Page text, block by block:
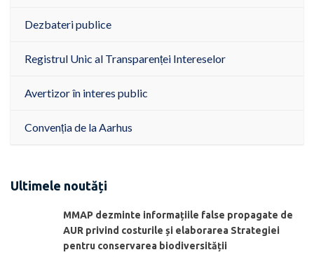
Dezbateri publice
Registrul Unic al Transparenței Intereselor
Avertizor în interes public
Convenția de la Aarhus
Ultimele noutăți
MMAP dezminte informațiile false propagate de
AUR privind costurile și elaborarea Strategiei
pentru conservarea biodiversității